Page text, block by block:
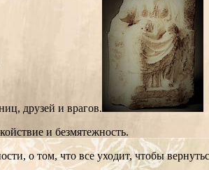
друзей и врагов.
и безмятежность.
о том, что все уходит, чтобы